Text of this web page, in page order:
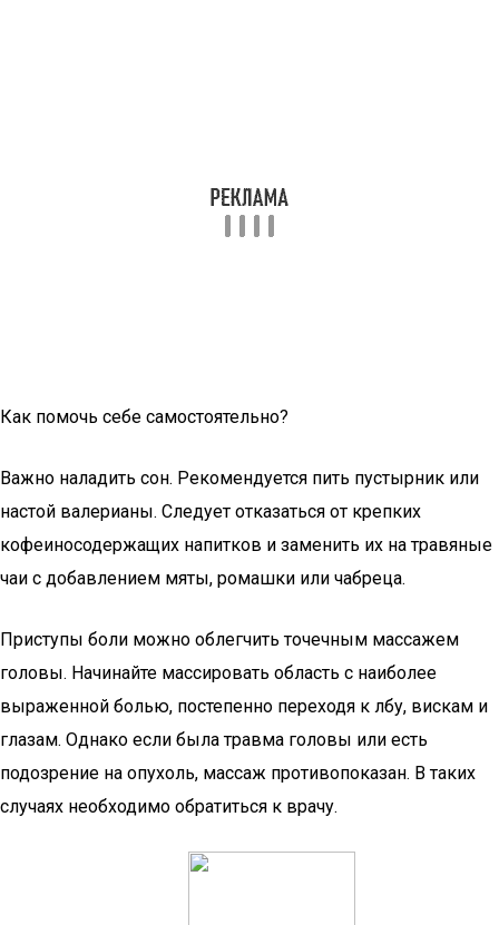
Как помочь себе самостоятельно?
Важно наладить сон. Рекомендуется пить пустырник или
настой валерианы. Следует отказаться от крепких
кофеиносодержащих напитков и заменить их на травяные
чаи с добавлением мяты, ромашки или чабреца.
Приступы боли можно облегчить точечным массажем
головы. Начинайте массировать область с наиболее
выраженной болью, постепенно переходя к лбу, вискам и
глазам. Однако если была травма головы или есть
подозрение на опухоль, массаж противопоказан. В таких
случаях необходимо обратиться к врачу.